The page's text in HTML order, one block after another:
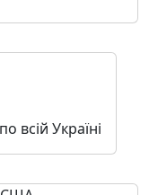
всій Україні